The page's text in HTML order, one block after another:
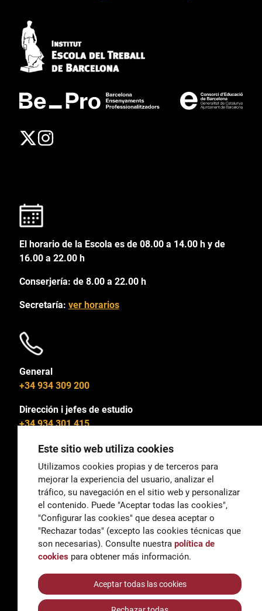
El horario de la Escola es de 08.00 a 14.00 h y de
16.00 a 22.00 h
Conserjería: de 8.00 a 22.00 h
Secretaría: ver horarios
General
+34 934 309 200
Dirección i jefes de estudio
+34 934 301 415
General
correu@escoladeltreball.org
Información
informacio@escoladeltreball.org
Trámites de secretaría
Este sitio web utiliza cookies
Utilizamos cookies propias y de terceros para
mejorar la experiencia del usuario, analizar el
tráfico, su navegación en el sitio web y personalizar
el contenido. Puede "Aceptar todas las cookies",
"Configurar las cookies" que desea aceptar o
"Rechazar todas" (excepto las cookies técnicas que
son necesarias). Consulte nuestra política de
cookies para obtener más información.
Aceptar todas las cookies